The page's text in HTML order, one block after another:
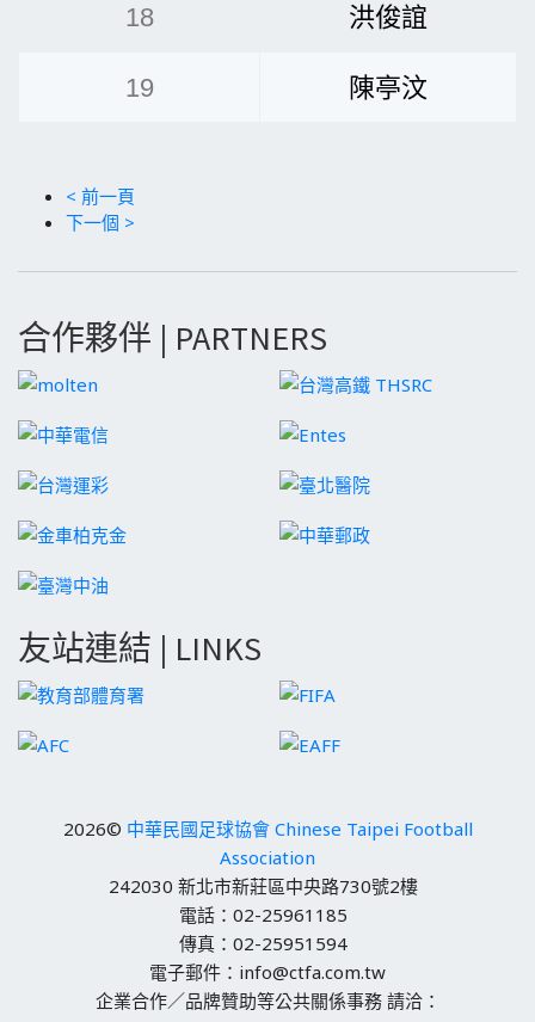
18 洪俊誼
19 陳亭汶
< 前一頁
下一個 >
合作夥伴 | PARTNERS
友站連結 | LINKS
2026© 中華民國足球協會 Chinese Taipei Football
Association
242030 新北市新莊區中央路730號2樓
電話：02-25961185
傳真：02-25951594
電子郵件：info@ctfa.com.tw
企業合作／品牌贊助等公共關係事務 請洽：